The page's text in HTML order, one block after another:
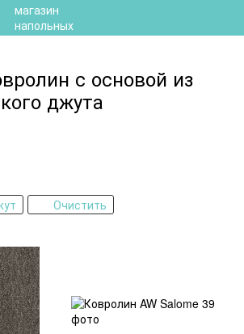
с основой из
джута
Очистить